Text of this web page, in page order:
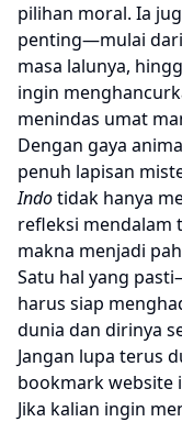
pilihan moral. Ia
penting—mulai
masa lalunya,
ingin
menindas umat
Dengan gaya
penuh lapisan
Indotidak hanya
refleksi mendalam
makna menjadi
Satu hal yang
harus siap
dunia dan dirinya
Jangan lupa terus
bookmark website
Jika kalian ingin